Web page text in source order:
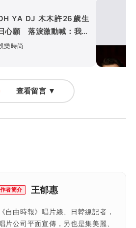
YA DJ 木木許26歲生
心願 落淚激動喊：我要
女主角
樂時尚
查看留言 ▼
作者簡介 王郁惠
自由時報》唱片線、日韓線記者，
片公司平面宣傳，另也是集美麗、